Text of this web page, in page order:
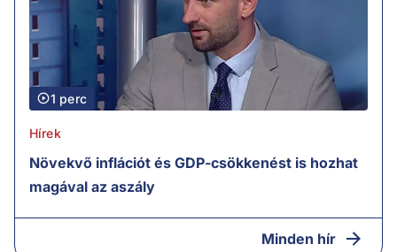
1 perc
Hírek
Növekvő inflációt és GDP-csökkenést is hozhat
magával az aszály
Minden hír